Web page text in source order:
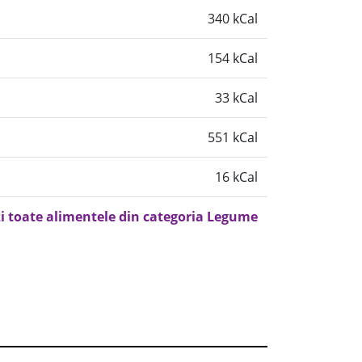
340 kCal
154 kCal
33 kCal
551 kCal
16 kCal
toate alimentele din categoria Legume